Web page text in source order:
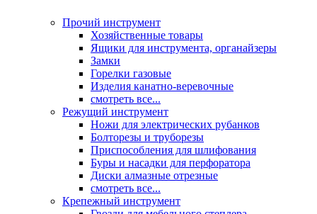
Прочий инструмент
Хозяйственные товары
Ящики для инструмента, органайзеры
Замки
Горелки газовые
Изделия канатно-веревочные
смотреть все...
Режущий инструмент
Ножи для электрических рубанков
Болторезы и труборезы
Приспособления для шлифования
Буры и насадки для перфоратора
Диски алмазные отрезные
смотреть все...
Крепежный инструмент